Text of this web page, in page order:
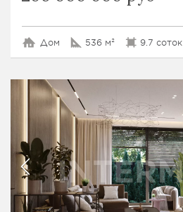
Дом 536 м² 9.7 соток